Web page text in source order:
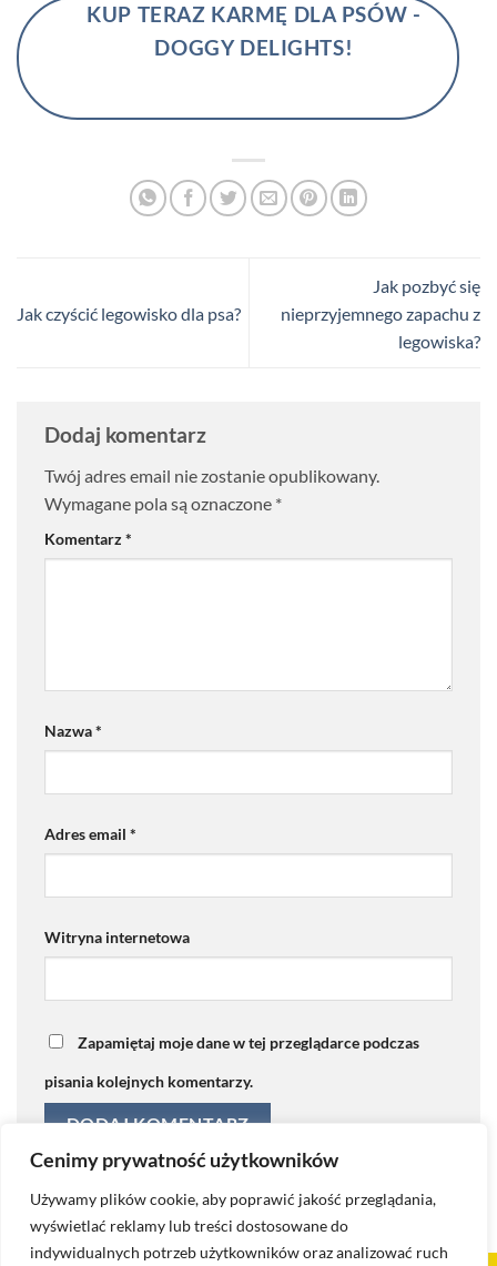
Cenimy prywatność użytkowników
Używamy plików cookie, aby poprawić jakość przeglądania,
wyświetlać reklamy lub treści dostosowane do
indywidualnych potrzeb użytkowników oraz analizować ruch
KUP TERAZ KARMĘ DLA PSÓW -
DOGGY DELIGHTS!
Jak czyścić legowisko dla psa?
Jak pozbyć się
nieprzyjemnego zapachu z
legowiska?
Dodaj komentarz
Twój adres email nie zostanie opublikowany.
Wymagane pola są oznaczone *
Komentarz*
Nazwa*
Adres email *
Witryna internetowa
Zapamiętaj moje dane w tej przeglądarce podczas
pisania kolejnych komentarzy.